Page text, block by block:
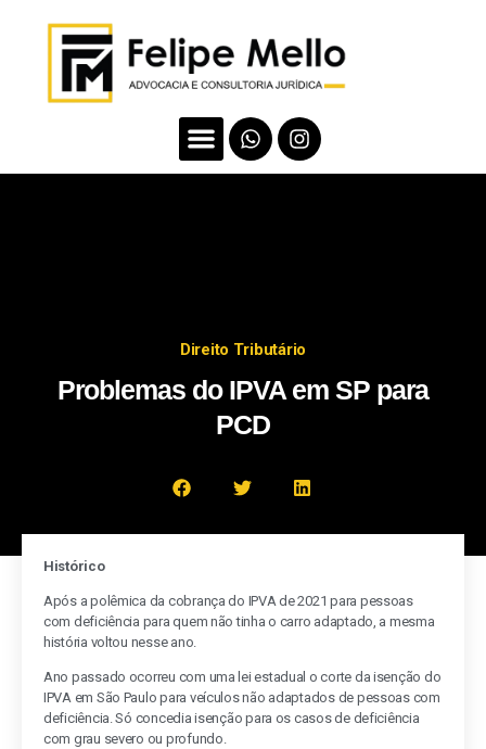
Direito Tributário
Problemas do IPVA em SP para
PCD
Histórico
Após a polêmica da cobrança do IPVA de 2021 para pessoas
com deficiência para quem não tinha o carro adaptado, a mesma
história voltou nesse ano.
Ano passado ocorreu com uma lei estadual o corte da isenção do
IPVA em São Paulo para veículos não adaptados de pessoas com
deficiência. Só concedia isenção para os casos de deficiência
com grau severo ou profundo.